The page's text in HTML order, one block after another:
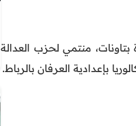
منتمي لحزب العدالة
بإعدادية العرفان بالرباط.